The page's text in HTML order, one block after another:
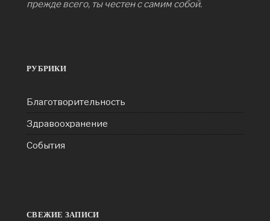
прежде всего, ты честен с самим собой.
РУБРИКИ
Благотворительность
Здравоохранение
События
СВЕЖИЕ ЗАПИСИ